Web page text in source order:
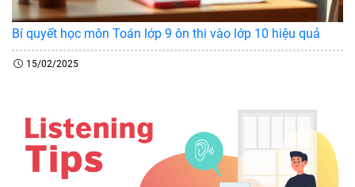
Bí quyết học môn Toán lớp 9 ôn thi vào lớp 10 hiệu quả
15/02/2025